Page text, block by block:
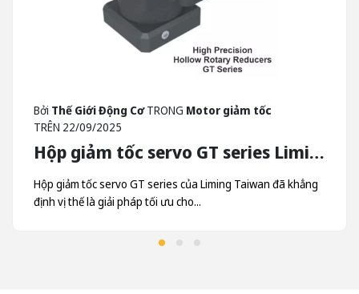
Bởi Thế Giới Động Cơ TRONG Motor giảm tốc
TRÊN 22/09/2025
Hộp giảm tốc servo GT series Liming - Hộp Giảm Tốc Quay Trục Rỗng Liming Taiwan
Hộp giảm tốc servo GT series của Liming Taiwan đã khẳng
định vị thế là giải pháp tối ưu cho...